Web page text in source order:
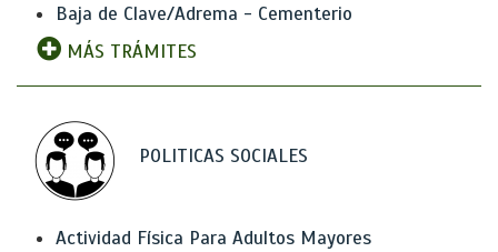
Baja de Clave/Adrema - Cementerio
MÁS TRÁMITES
POLITICAS SOCIALES
Actividad Física Para Adultos Mayores